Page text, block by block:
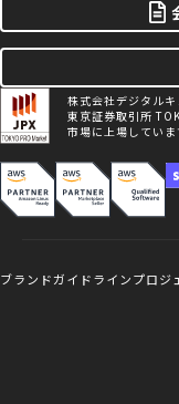
株式会社デジタルキ
東京証券取引所
市場に上場していま
ブランドガイドラインプロジ